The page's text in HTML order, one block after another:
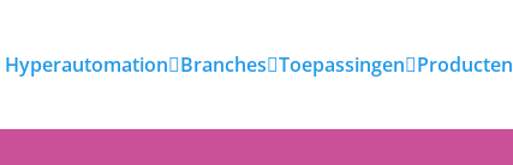
Hyperautomation Branches Toepassingen Producten